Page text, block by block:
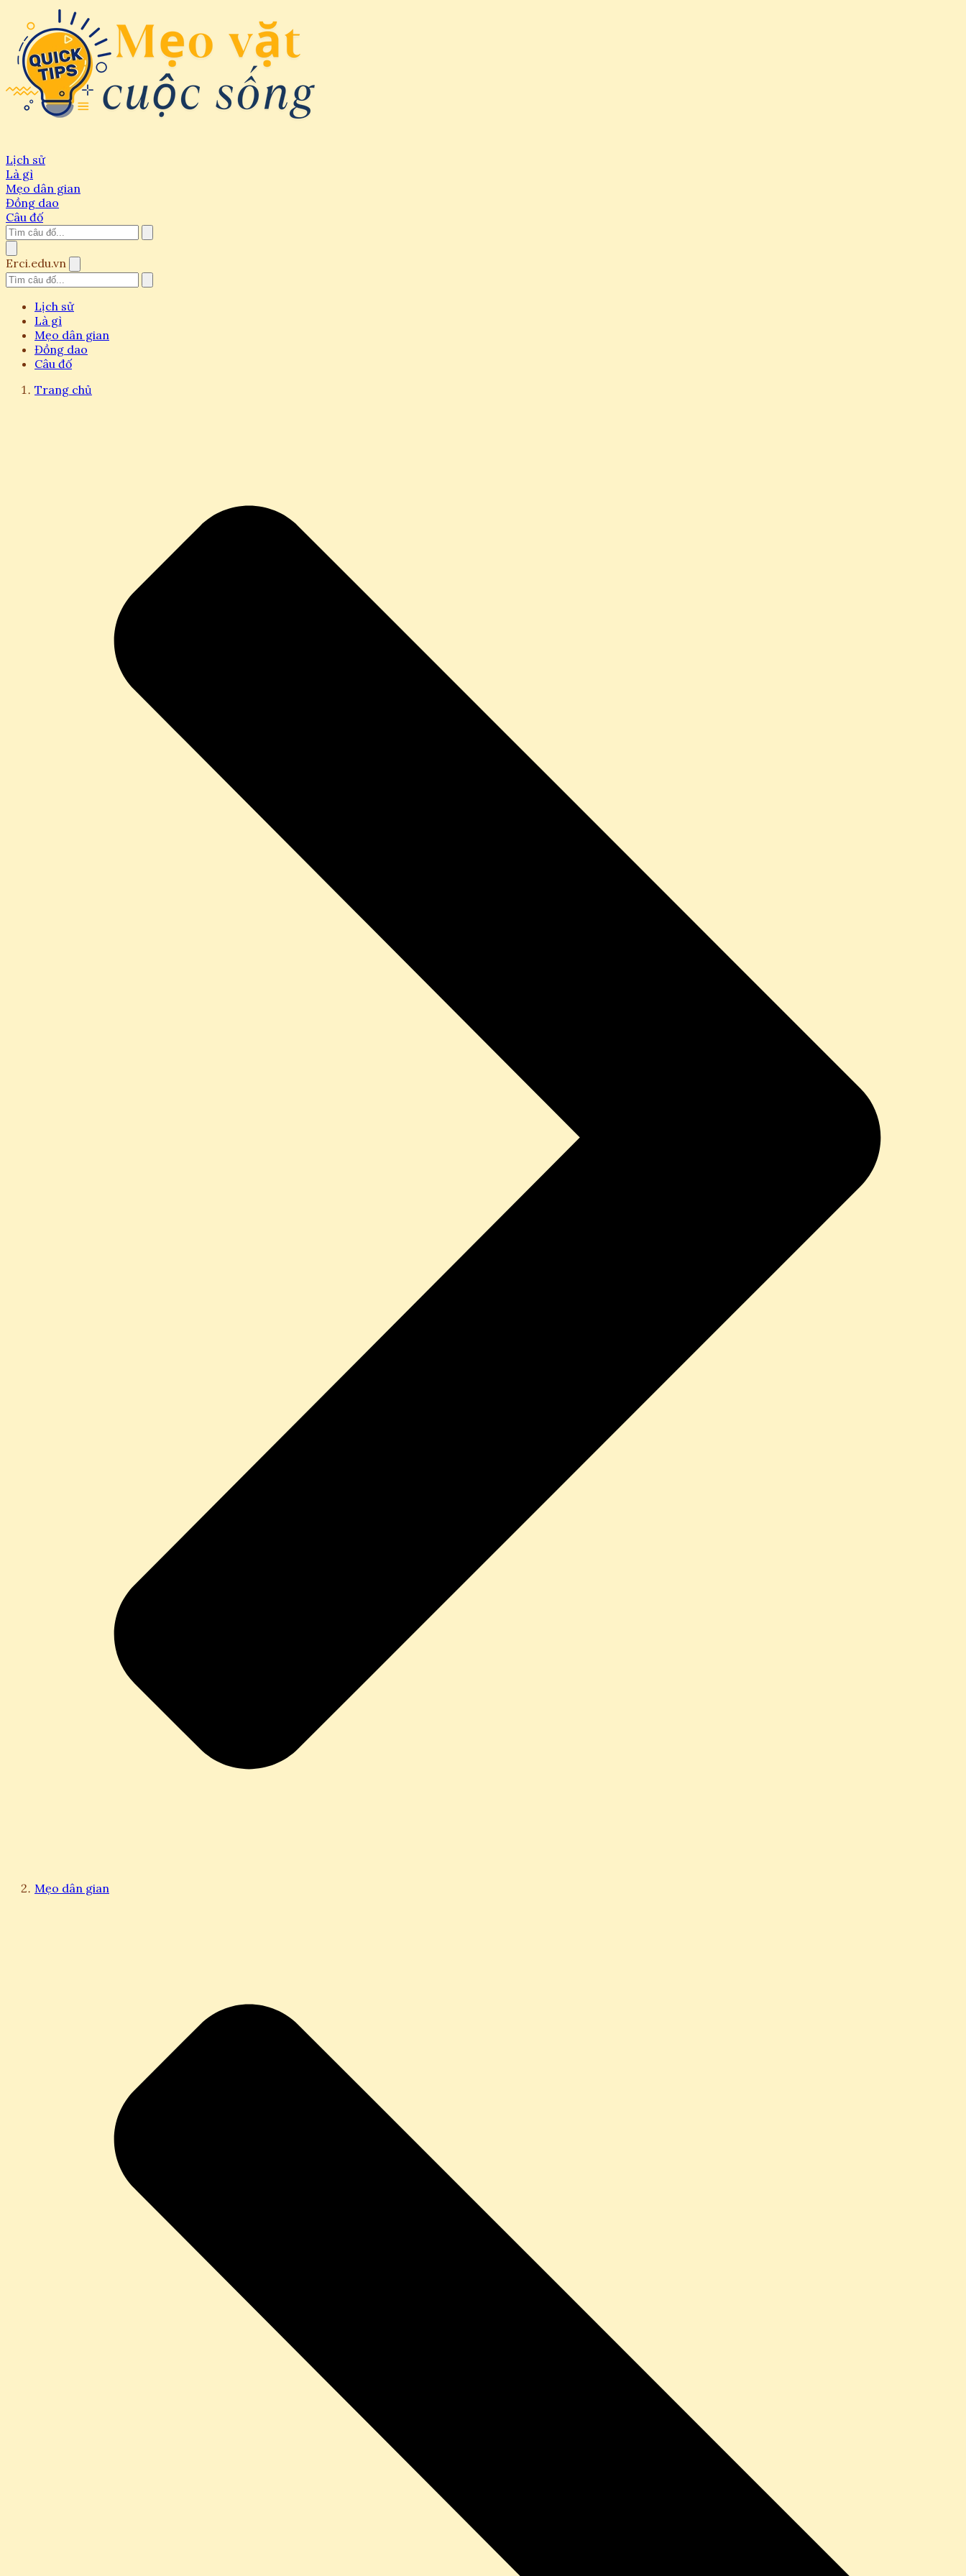
Lịch sử
Là gì
Mẹo dân gian
Đồng dao
Câu đố
Erci.edu.vn
Lịch sử
Là gì
Mẹo dân gian
Đồng dao
Câu đố
Trang chủ
Mẹo dân gian